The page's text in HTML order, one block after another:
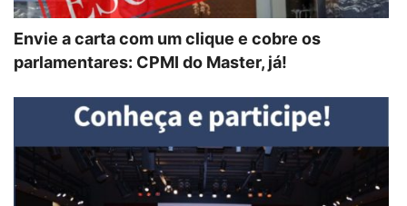
Envie a carta com um clique e cobre os
parlamentares: CPMI do Master, já!